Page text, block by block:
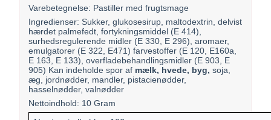
Varebetegnelse: Pastiller med frugtsmage
Ingredienser: Sukker, glukosesirup, maltodextrin, delvist
hærdet palmefedt, fortykningsmiddel (E 414),
surhedsregulerende midler (E 330, E 296), aromaer,
emulgatorer (E 322, E471) farvestoffer (E 120, E160a,
E 163, E 133), overfladebehandlingsmidler (E 903, E
905) Kan indeholde spor af mælk, hvede, byg, soja,
æg, jordnødder, mandler, pistacienødder,
hasselnødder, valnødder
Nettoindhold: 10 Gram